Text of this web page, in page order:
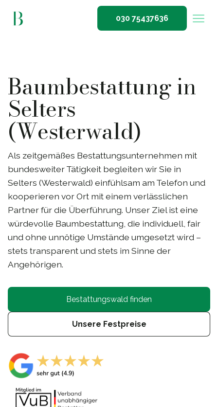
030 75437636
Baumbestattung in
Selters
(Westerwald)
Als zeitgemäßes Bestattungsunternehmen mit
bundesweiter Tätigkeit begleiten wir Sie in
Selters (Westerwald) einfühlsam am Telefon und
kooperieren vor Ort mit einem verlässlichen
Partner für die Überführung. Unser Ziel ist eine
würdevolle Baumbestattung, die individuell, fair
und ohne unnötige Umstände umgesetzt wird –
stets transparent und stets im Sinne der
Angehörigen.
Bestattungswald finden
Unsere Festpreise